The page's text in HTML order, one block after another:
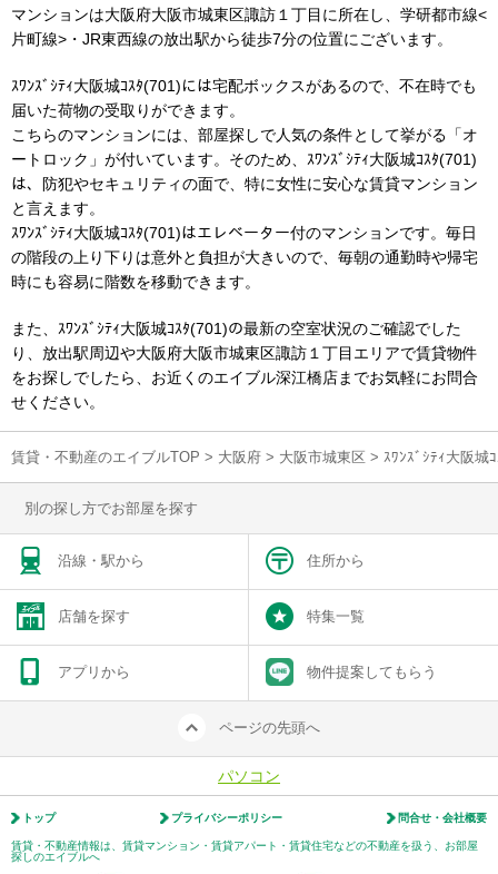
マンションは大阪府大阪市城東区諏訪１丁目に所在し、学研都市線<
片町線>・JR東西線の放出駅から徒歩7分の位置にございます。
ｽﾜﾝｽﾞｼﾃｨ大阪城ｺｽﾀ(701)には宅配ボックスがあるので、不在時でも
届いた荷物の受取りができます。
こちらのマンションには、部屋探しで人気の条件として挙がる「オ
ートロック」が付いています。そのため、ｽﾜﾝｽﾞｼﾃｨ大阪城ｺｽﾀ(701)
は、防犯やセキュリティの面で、特に女性に安心な賃貸マンション
と言えます。
ｽﾜﾝｽﾞｼﾃｨ大阪城ｺｽﾀ(701)はエレベーター付のマンションです。毎日
の階段の上り下りは意外と負担が大きいので、毎朝の通勤時や帰宅
時にも容易に階数を移動できます。
また、ｽﾜﾝｽﾞｼﾃｨ大阪城ｺｽﾀ(701)の最新の空室状況のご確認でした
り、放出駅周辺や大阪府大阪市城東区諏訪１丁目エリアで賃貸物件
をお探しでしたら、お近くのエイブル深江橋店までお気軽にお問合
せください。
賃貸・不動産のエイブルTOP > 大阪府 > 大阪市城東区 > ｽﾜﾝｽﾞｼﾃｨ大阪城
別の探し方でお部屋を探す
沿線・駅から 住所から
店舗を探す 特集一覧
アプリから 物件提案してもらう
ページの先頭へ
パソコン
トップ プライバシーポリシー 問合せ・会社概要
賃貸・不動産情報は、賃貸マンション・賃貸アパート・賃貸住宅などの不動産を扱う、お部屋
探しのエイブルへ